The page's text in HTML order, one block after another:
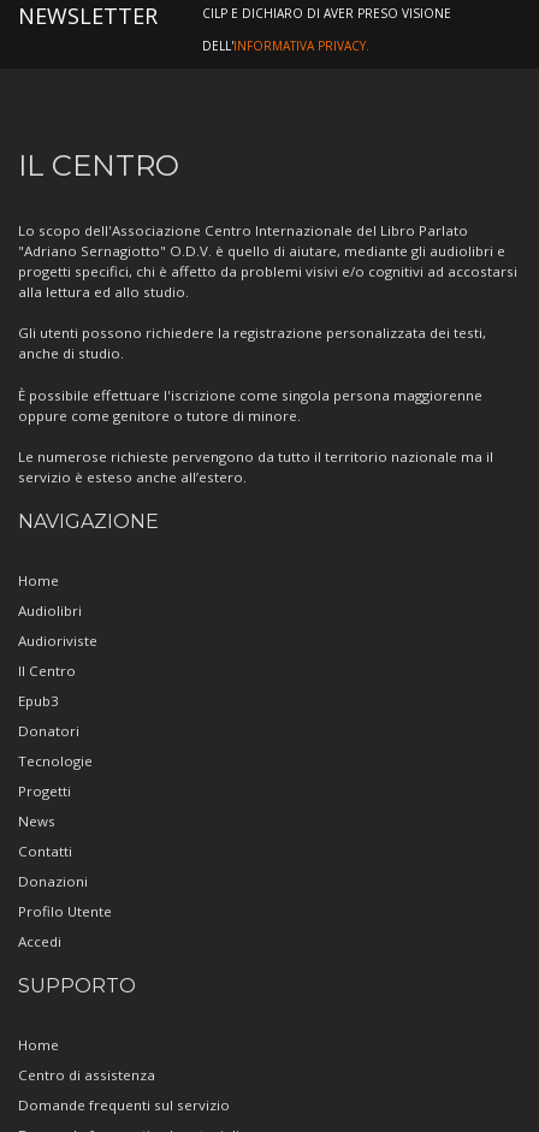
NEWSLETTER
CILP E DICHIARO DI AVER PRESO VISIONE
DELL'INFORMATIVA PRIVACY.
Informazioni
sul
Centro
IL CENTRO
Lo scopo dell'Associazione Centro Internazionale del Libro Parlato
"Adriano Sernagiotto" O.D.V. è quello di aiutare, mediante gli audiolibri e
progetti specifici, chi è affetto da problemi visivi e/o cognitivi ad accostarsi
alla lettura ed allo studio.
Gli utenti possono richiedere la registrazione personalizzata dei testi,
anche di studio.
È possibile effettuare l'iscrizione come singola persona maggiorenne
oppure come genitore o tutore di minore.
Le numerose richieste pervengono da tutto il territorio nazionale ma il
servizio è esteso anche all’estero.
NAVIGAZIONE
Home
Audiolibri
Audioriviste
Il Centro
Epub3
Donatori
Tecnologie
Progetti
News
Contatti
Donazioni
Profilo Utente
Accedi
SUPPORTO
Home
Centro di assistenza
Domande frequenti sul servizio